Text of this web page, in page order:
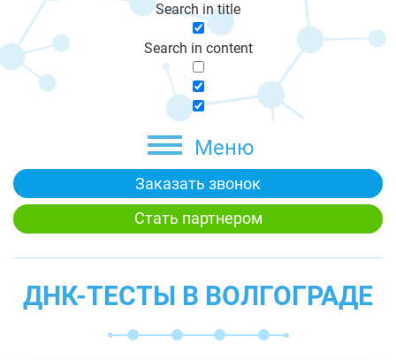
Search in title
Search in content
Меню
Заказать звонок
Стать партнером
ДНК-ТЕСТЫ В ВОЛГОГРАДЕ